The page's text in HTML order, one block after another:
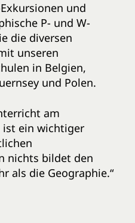
und
P- und W-
die diversen
unseren
in Belgien,
und Polen.
am
ist ein wichtiger
nichts bildet den
als die Geographie.“